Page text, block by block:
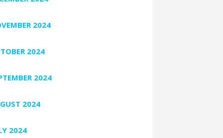
2024
2024
2024
2024
2024